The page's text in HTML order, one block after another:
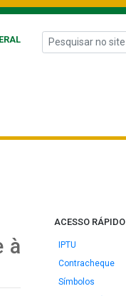
à
ACESSO RÁPIDO
IPTU
Contracheque
Símbolos